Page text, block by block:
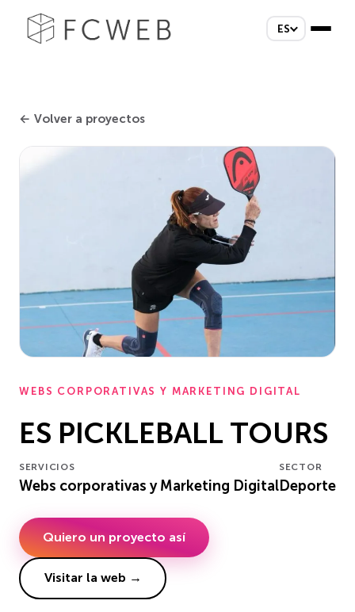
ES
← Volver a proyectos
WEBS CORPORATIVAS Y MARKETING DIGITAL
ES PICKLEBALL TOURS
SERVICIOS
Webs corporativas y Marketing Digital
SECTOR
Deporte
Quiero un proyecto así
Visitar la web →